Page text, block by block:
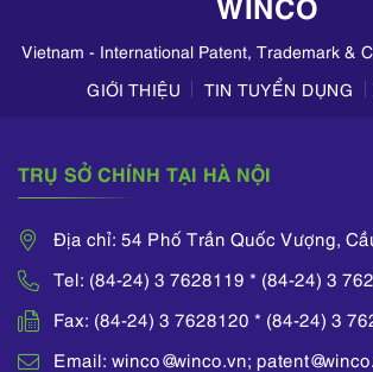
Vietnam - International Patent, Trademark &
GIỚI THIỆU
TIN TUYỂN DỤNG
TRỤ SỞ CHÍNH TẠI HÀ NỘI
Địa chỉ: 54 Phố Trần Quốc Vượng,
Tel: (84-24) 3 7628119 * (84-24) 3
Fax: (84-24) 3 7628120 * (84-24) 3
Email: winco@winco.vn;